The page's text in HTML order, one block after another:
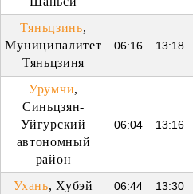
Тяньцзинь,
Муниципалитет
Тяньцзиня
06:16 13:18
Урумчи,
Синьцзян-
Уйгурский
автономный
район
06:04 13:16
Ухань, Хубэй 06:44 13:30